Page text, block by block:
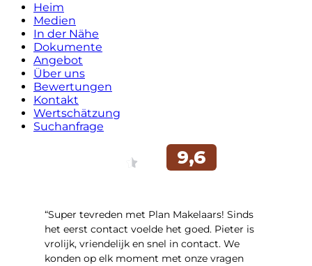
Heim
Medien
In der Nähe
Dokumente
Angebot
Über uns
Bewertungen
Kontakt
Wertschätzung
Suchanfrage
“Super tevreden met Plan Makelaars! Sinds
het eerst contact voelde het goed. Pieter is
vrolijk, vriendelijk en snel in contact. We
konden op elk moment met onze vragen